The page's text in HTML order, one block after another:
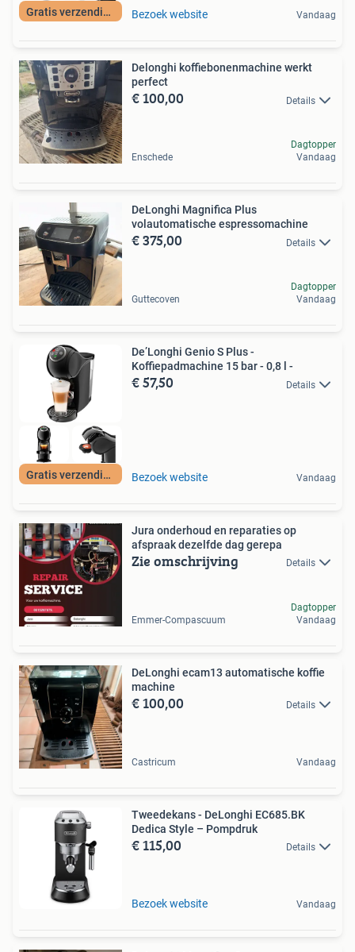
Gratis verzending Bezoek website Vandaag
Delonghi koffiebonenmachine werkt
perfect
€ 100,00 Details
Enschede
Dagtopper
Vandaag
DeLonghi Magnifica Plus
volautomatische espressomachine
€ 375,00 Details
Guttecoven
Dagtopper
Vandaag
Gratis verzending
De’Longhi Genio S Plus -
Koffiepadmachine 15 bar - 0,8 l -
€ 57,50 Details
Bezoek website Vandaag
Jura onderhoud en reparaties op
afspraak dezelfde dag gerepa
Zie omschrijving Details
Emmer-Compascuum
Dagtopper
Vandaag
DeLonghi ecam13 automatische koffie
machine
€ 100,00 Details
Castricum Vandaag
Tweedekans - DeLonghi EC685.BK
Dedica Style – Pompdruk
€ 115,00 Details
Bezoek website Vandaag